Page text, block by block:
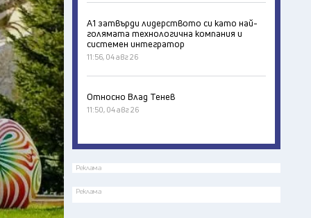
А1 затвърди лидерството си като най-
голямата технологична компания и
системен интегратор
11:56, 04 авг 26
Относно Влад Тенев
11:50, 04 авг 26
Реклама
Реклама